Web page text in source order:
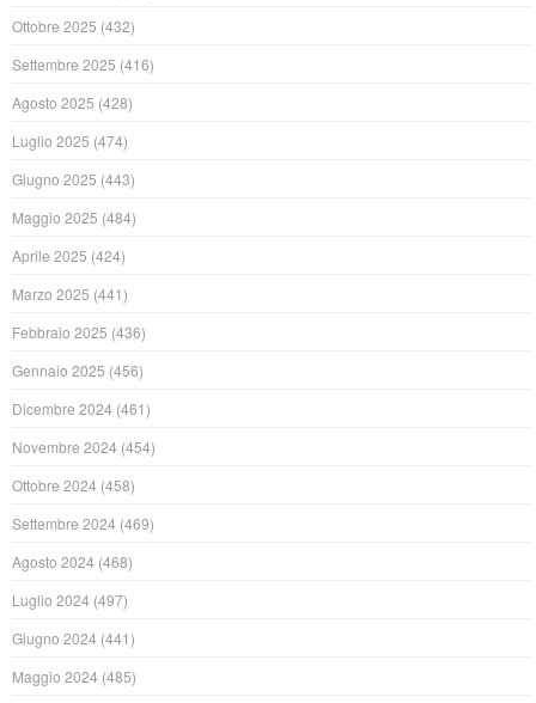
Ottobre 2025 (432)
Settembre 2025 (416)
Agosto 2025 (428)
Luglio 2025 (474)
Giugno 2025 (443)
Maggio 2025 (484)
Aprile 2025 (424)
Marzo 2025 (441)
Febbraio 2025 (436)
Gennaio 2025 (456)
Dicembre 2024 (461)
Novembre 2024 (454)
Ottobre 2024 (458)
Settembre 2024 (469)
Agosto 2024 (468)
Luglio 2024 (497)
Giugno 2024 (441)
Maggio 2024 (485)